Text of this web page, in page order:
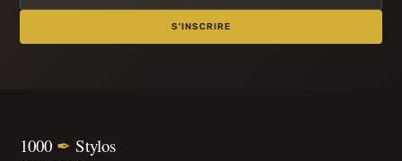
S'INSCRIRE
1000 ✒ Stylos